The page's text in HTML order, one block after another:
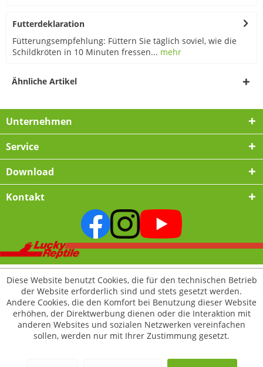
Futterdeklaration
Fütterungsempfehlung: Füttern Sie täglich soviel, wie die
Schildkröten in 10 Minuten fressen... mehr
Ähnliche Artikel
Unternehmen
Service
Download
Kontakt
Diese Website benutzt Cookies, die für den technischen Betrieb
der Website erforderlich sind und stets gesetzt werden.
Andere Cookies, die den Komfort bei Benutzung dieser Website
erhöhen, der Direktwerbung dienen oder die Interaktion mit
anderen Websites und sozialen Netzwerken vereinfachen
sollen, werden nur mit Ihrer Zustimmung gesetzt.